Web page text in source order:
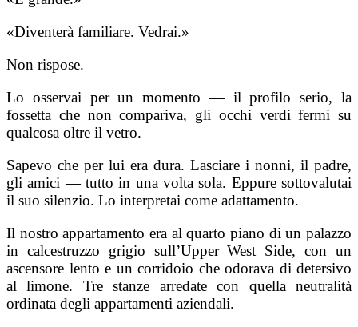
«Diventerà familiare. Vedrai.»
Non rispose.
Lo osservai per un momento — il profilo serio, la
fossetta che non compariva, gli occhi verdi fermi su
qualcosa oltre il vetro.
Sapevo che per lui era dura. Lasciare i nonni, il padre,
gli amici — tutto in una volta sola. Eppure sottovalutai
il suo silenzio. Lo interpretai come adattamento.
Il nostro appartamento era al quarto piano di un palazzo
in calcestruzzo grigio sull’Upper West Side, con un
ascensore lento e un corridoio che odorava di detersivo
al limone. Tre stanze arredate con quella neutralità
ordinata degli appartamenti aziendali.